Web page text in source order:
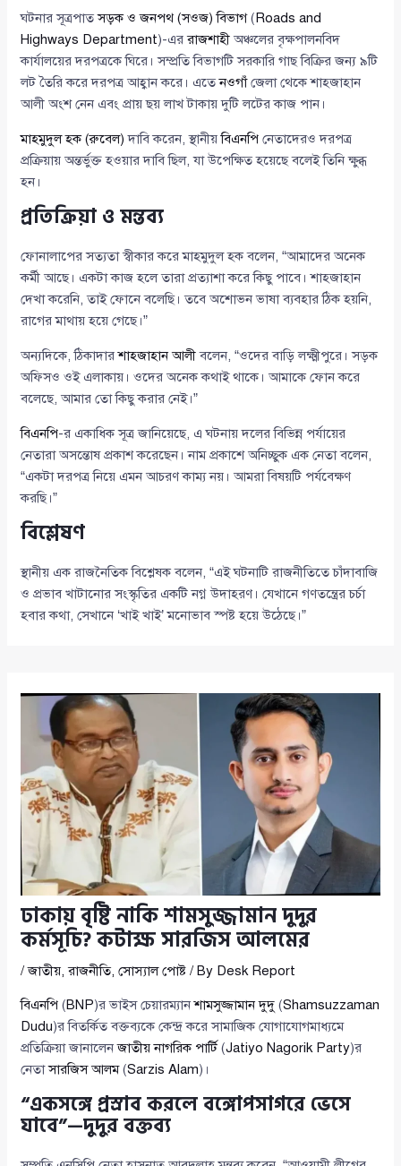
ঘটনার সূত্রপাতসড়ক ও জনপথ (সওজ) বিভাগ(Roads and
Highways Department)-এররাজশাহীঅঞ্চলের বৃক্ষপালনবিদ
কার্যালয়ের দরপত্রকে ঘিরে। সম্প্রতি বিভাগটি সরকারি গাছ বিক্রির জন্য ৯টি
লট তৈরি করে দরপত্র আহ্বান করে। এতেনওগাঁজেলা থেকে শাহজাহান
আলী অংশ নেন এবং প্রায় ছয় লাখ টাকায় দুটি লটের কাজ পান।
মাহমুদুল হক (রুবেল) দাবি করেন, স্থানীয়বিএনপি নেতাদেরও দরপত্র
প্রক্রিয়ায় অন্তর্ভুক্ত হওয়ার দাবি ছিল, যা উপেক্ষিত হয়েছে বলেই তিনি ক্ষুব্ধ
হন।
প্রতিক্রিয়া ও মন্তব্য
ফোনালাপের সত্যতা স্বীকার করে মাহমুদুল হক বলেন, “আমাদের অনেক
কর্মী আছে। একটা কাজ হলে তারা প্রত্যাশা করে কিছু পাবে। শাহজাহান
দেখা করেনি, তাই ফোনে বলেছি। তবে অশোভন ভাষা ব্যবহার ঠিক হয়নি,
রাগের মাথায় হয়ে গেছে।”
অন্যদিকে, ঠিকাদারশাহজাহান আলীবলেন, “ওদের বাড়ি লক্ষ্মীপুরে। সড়ক
অফিসও ওই এলাকায়। ওদের অনেক কথাই থাকে। আমাকে ফোন করে
বলেছে, আমার তো কিছু করার নেই।”
বিএনপি-র একাধিক সূত্র জানিয়েছে, এ ঘটনায় দলের বিভিন্ন পর্যায়ের
নেতারা অসন্তোষ প্রকাশ করেছেন। নাম প্রকাশে অনিচ্ছুক এক নেতা বলেন,
“একটা দরপত্র নিয়ে এমন আচরণ কাম্য নয়। আমরা বিষয়টি পর্যবেক্ষণ
করছি।”
বিশ্লেষণ
স্থানীয় এক রাজনৈতিক বিশ্লেষক বলেন, “এই ঘটনাটি রাজনীতিতে চাঁদাবাজি
ও প্রভাব খাটানোর সংস্কৃতির একটি নগ্ন উদাহরণ। যেখানে গণতন্ত্রের চর্চা
হবার কথা, সেখানে ‘খাই খাই’ মনোভাব স্পষ্ট হয়ে উঠেছে।”
ঢাকায় বৃষ্টি নাকি শামসুজ্জামান দুদুর
কর্মসূচি? কটাক্ষ সারজিস আলমের
/জাতীয়,রাজনীতি,সোস্যাল পোষ্ট / By Desk Report
বিএনপি (BNP)র ভাইস চেয়ারম্যানশামসুজ্জামান দুদু (Shamsuzzaman
Dudu)র বিতর্কিত বক্তব্যকে কেন্দ্র করে সামাজিক যোগাযোগমাধ্যমে
প্রতিক্রিয়া জানালেনজাতীয় নাগরিক পার্টি (Jatiyo Nagorik Party)র
নেতাসারজিস আলম(Sarzis Alam)।
“একসঙ্গে প্রস্রাব করলে বঙ্গোপসাগরে ভেসে
যাবে”—দুদুর বক্তব্য